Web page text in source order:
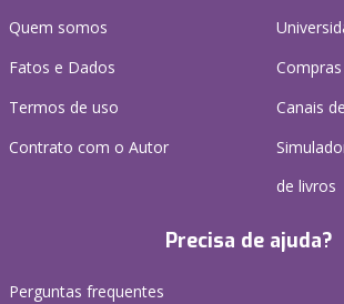
Quem somos
Fatos e Dados
Termos de uso
Contrato com o Autor
Canais
de livros
Precisa de ajuda?
Perguntas frequentes